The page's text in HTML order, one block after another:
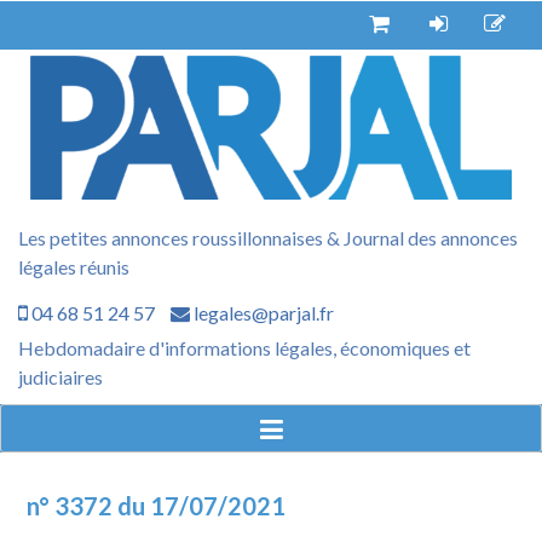
Les petites annonces roussillonnaises & Journal des annonces
légales réunis
04 68 51 24 57
legales@parjal.fr
Hebdomadaire d'informations légales, économiques et
judiciaires
n° 3372 du 17/07/2021